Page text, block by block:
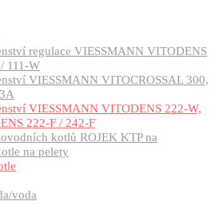
regulace VIESSMANN VITODENS
111-W
VIESSMANN VITOCROSSAL 300,
VIESSMANN VITODENS 222-W,
222-F / 242-F
kotlů ROJEK KTP na
na pelety
voda